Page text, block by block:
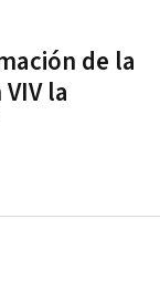
de la
la